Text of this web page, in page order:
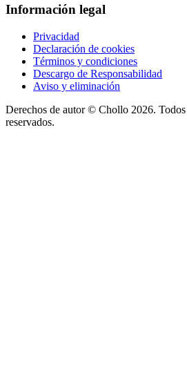
Información legal
Privacidad
Declaración de cookies
Términos y condiciones
Descargo de Responsabilidad
Aviso y eliminación
Derechos de autor © Chollo 2026.
reservados.